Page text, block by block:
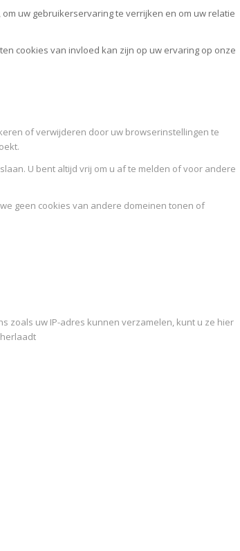
uw gebruikerservaring te verrijken en om uw relatie
cookies van invloed kan zijn op uw ervaring op onze
of verwijderen door uw browserinstellingen te
U bent altijd vrij om u af te melden of voor andere
geen cookies van andere domeinen tonen of
zoals uw IP-adres kunnen verzamelen, kunt u ze hier